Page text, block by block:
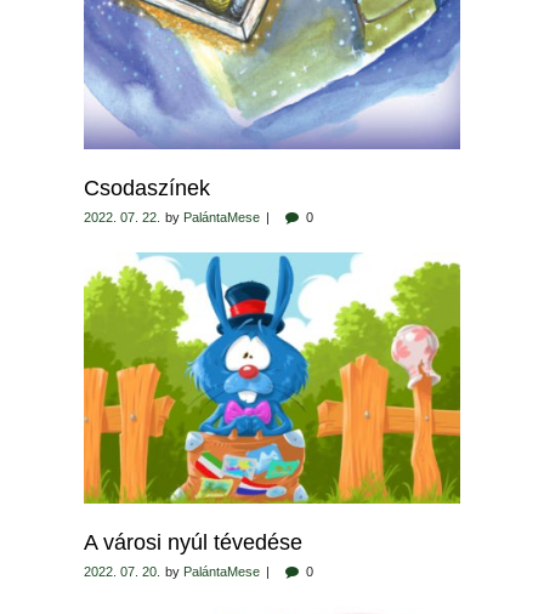
Csodaszínek
2022. 07. 22. by PalántaMese 0
A városi nyúl tévedése
2022. 07. 20. by PalántaMese 0